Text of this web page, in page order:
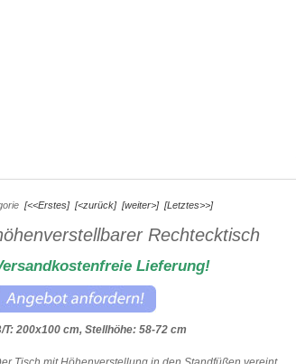
[<<Erstes] [<zurück] [weiter>] [Letztes>>]
Rechtecktisch
Lieferung!
T: 200x100 cm, Stellhöhe: 58-72 cm